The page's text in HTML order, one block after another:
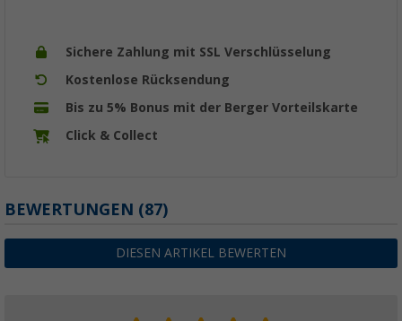
Sichere Zahlung mit SSL Verschlüsselung
Kostenlose Rücksendung
Bis zu 5% Bonus mit der Berger Vorteilskarte
Click & Collect
BEWERTUNGEN (87)
DIESEN ARTIKEL BEWERTEN